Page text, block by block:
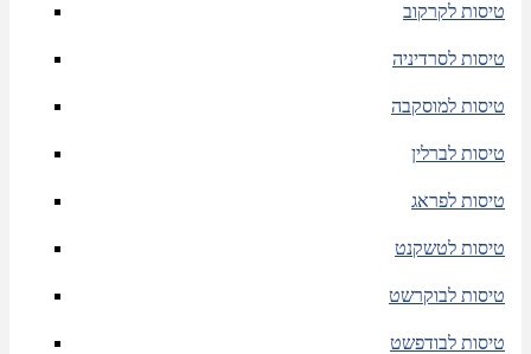
טיסות לקרקוב
טיסות לסרדיניה
טיסות למוסקבה
טיסות לברלין
טיסות לפראג
טיסות לטשקנט
טיסות לבוקרשט
טיסות לבודפשט